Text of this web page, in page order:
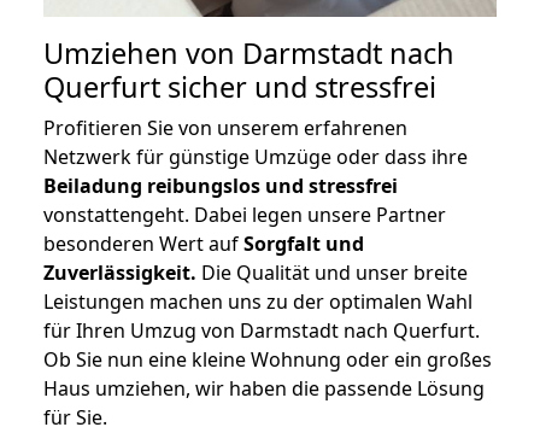
Umziehen von Darmstadt nach
Querfurt sicher und stressfrei
Profitieren Sie von unserem erfahrenen
Netzwerk für günstige Umzüge oder dass ihre
Beiladung reibungslos und stressfrei
vonstattengeht. Dabei legen unsere Partner
besonderen Wert aufSorgfalt und
Zuverlässigkeit. Die Qualität und unser breite
Leistungen machen uns zu der optimalen Wahl
für Ihren Umzug von Darmstadt nach Querfurt.
Ob Sie nun eine kleine Wohnung oder ein großes
Haus umziehen, wir haben die passende Lösung
für Sie.